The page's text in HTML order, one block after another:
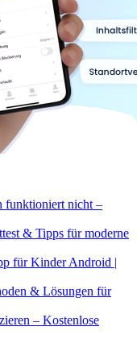
funktioniert nicht –
& Tipps für moderne
für Kinder Android |
& Lösungen für
– Kostenlose